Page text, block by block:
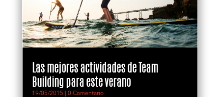
Las mejores actividades de Team
Building para este verano
19/05/2015 | 0 Comentario